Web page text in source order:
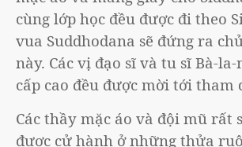
cùng lớp học đều được đi theo
vua Suddhodana sẽ đứng ra
này. Các vị đạo sĩ và tu sĩ Bà-
cấp cao đều được mời tới tham
Các thầy mặc áo và đội mũ rất
được cử hành ở những thửa